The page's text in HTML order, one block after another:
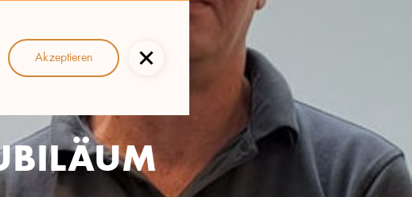
Akzeptieren